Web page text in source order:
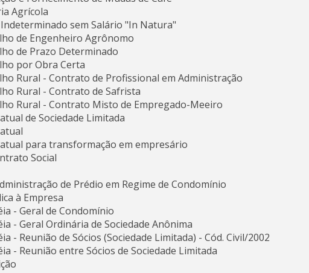
Agrícola
sem Salário "In Natura"
de Engenheiro Agrônomo
de Prazo Determinado
por Obra Certa
Rural - Contrato de Profissional em Administração
Rural - Contrato de Safrista
Rural - Contrato Misto de Empregado-Meeiro
de Sociedade Limitada
para transformação em empresário
Social
de Prédio em Regime de Condomínio
à Empresa
- Geral de Condomínio
- Geral Ordinária de Sociedade Anônima
- Reunião de Sócios (Sociedade Limitada) - Cód. Civil/2002
- Reunião entre Sócios de Sociedade Limitada